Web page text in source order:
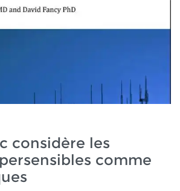
considère les
comme